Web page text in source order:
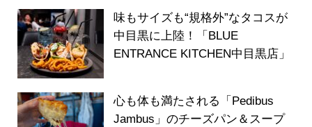
味もサイズも“規格外”なタコスが
中目黒に上陸！「BLUE
ENTRANCE KITCHEN中目黒店」
心も体も満たされる「Pedibus
Jambus」のチーズパン＆スープ